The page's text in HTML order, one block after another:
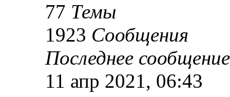
77 Темы
1923 Сообщения
Последнее сообщение
11 апр 2021, 06:43